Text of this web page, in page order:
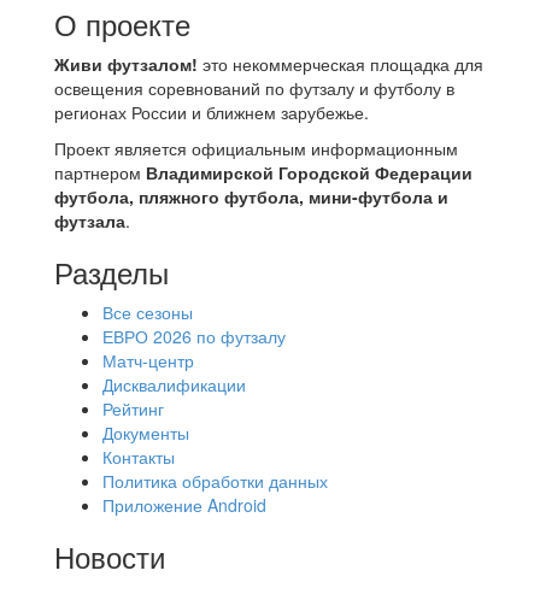
О проекте
Живи футзалом! это некоммерческая площадка для
освещения соревнований по футзалу и футболу в
регионах России и ближнем зарубежье.
Проект является официальным информационным
партнером Владимирской Городской Федерации
футбола, пляжного футбола, мини-футбола и
футзала.
Разделы
Все сезоны
ЕВРО 2026 по футзалу
Матч-центр
Дисквалификации
Рейтинг
Документы
Контакты
Политика обработки данных
Приложение Android
Новости